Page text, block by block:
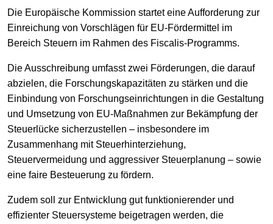
Die Europäische Kommission startet eine Aufforderung zur
Einreichung von Vorschlägen für EU-Fördermittel im
Bereich Steuern im Rahmen des Fiscalis-Programms.
Die Ausschreibung umfasst zwei Förderungen, die darauf
abzielen, die Forschungskapazitäten zu stärken und die
Einbindung von Forschungseinrichtungen in die Gestaltung
und Umsetzung von EU-Maßnahmen zur Bekämpfung der
Steuerlücke sicherzustellen – insbesondere im
Zusammenhang mit Steuerhinterziehung,
Steuervermeidung und aggressiver Steuerplanung – sowie
eine faire Besteuerung zu fördern.
Zudem soll zur Entwicklung gut funktionierender und
effizienter Steuersysteme beigetragen werden, die